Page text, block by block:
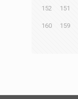
151
152
159
160